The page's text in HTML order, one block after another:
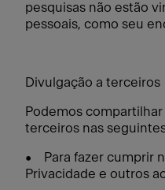
pesquisas não estão
pessoais, como seu
Divulgação a terceiros
Podemos
terceiros nas
• Para fazer cumprir
Privacidade e outros